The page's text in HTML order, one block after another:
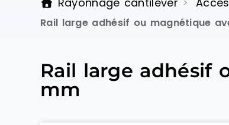
Rail large adhésif ou magnétique
Rail large adhésif
mm